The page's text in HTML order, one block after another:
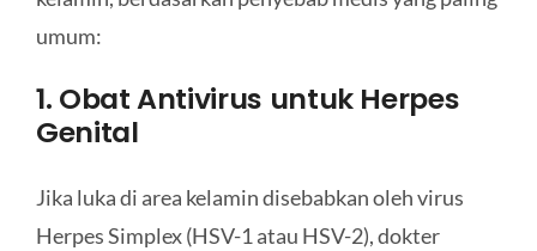
umum:
1. Obat Antivirus untuk Herpes
Genital
Jika luka di area kelamin disebabkan oleh virus
Herpes Simplex (HSV-1 atau HSV-2), dokter